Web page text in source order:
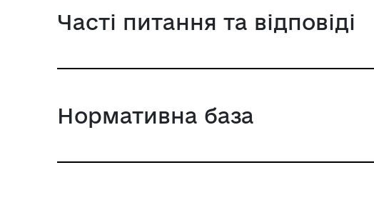
Часті питання та відповіді
Нормативна база